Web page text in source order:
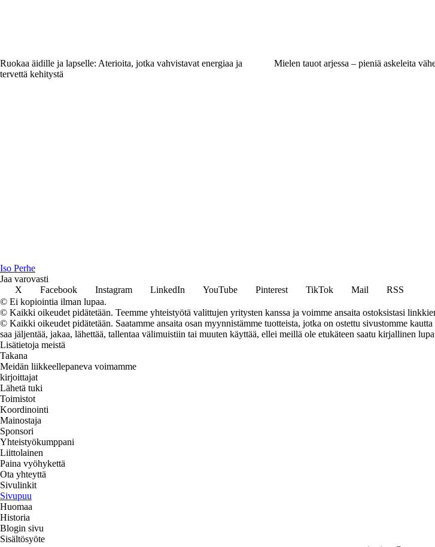
Ruokaa äidille ja lapselle: Aterioita, jotka vahvistavat energiaa ja
tervettä kehitystä
Mielen tauot arjessa – pieniä askeleita
Iso Perhe
Jaa varovasti
X
Facebook Instagram LinkedIn YouTube Pinterest TikTok Mail
RSS
© Ei kopiointia ilman lupaa.
© Kaikki oikeudet pidätetään. Teemme yhteistyötä valittujen yritysten kanssa ja voimme ansaita ostoksistasi
© Kaikki oikeudet pidätetään. Saatamme ansaita osan myynnistämme tuotteista, jotka on ostettu sivustomme
saa jäljentää, jakaa, lähettää, tallentaa välimuistiin tai muuten käyttää, ellei meillä ole etukäteen saatu kirjallinen
Lisätietoja meistä
Takana
Meidän liikkeellepaneva voimamme
kirjoittajat
Lähetä tuki
Toimistot
Koordinointi
Mainostaja
Sponsori
Yhteistyökumppani
Liittolainen
Paina vyöhykettä
Ota yhteyttä
Sivulinkit
Sivupuu
Huomaa
Historia
Blogin sivu
Sisältösyöte